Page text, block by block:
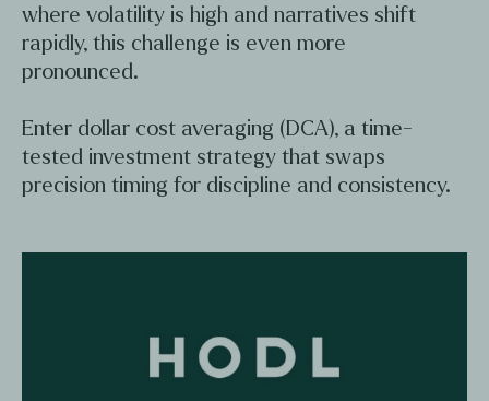
where volatility is high and narratives shift
rapidly, this challenge is even more
pronounced.
Enter dollar cost averaging (DCA), a time-
tested investment strategy that swaps
precision timing for discipline and consistency.